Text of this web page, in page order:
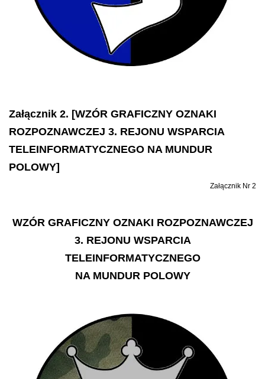
Załącznik 2. [WZÓR GRAFICZNY OZNAKI
ROZPOZNAWCZEJ 3. REJONU WSPARCIA
TELEINFORMATYCZNEGO NA MUNDUR
POLOWY]
Załącznik Nr 2
WZÓR GRAFICZNY OZNAKI ROZPOZNAWCZEJ
3. REJONU WSPARCIA
TELEINFORMATYCZNEGO
NA MUNDUR POLOWY